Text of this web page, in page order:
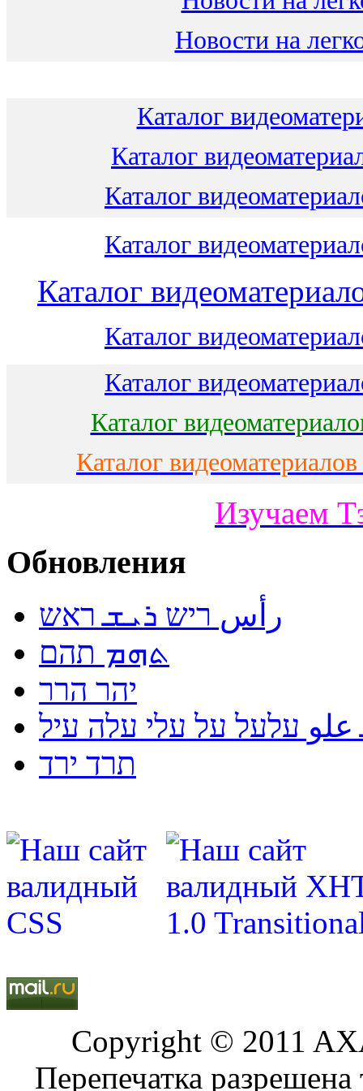
Новости на
Каталог
Каталог
Каталог
Каталог
Каталог
Каталог
Каталог
Каталог
Каталог
Изучаем
Обновления
رأس ריש ܪܝܫ ראש
ܬܗܡ תהם
יהר הרר
עלעל על עלי עלה עיל
תרד ירד
Copyright © 2011
Перепечатка